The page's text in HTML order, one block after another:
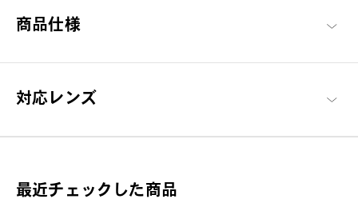
OWNDAYSを代表するシリーズ。
商品仕様
対応レンズ
最近チェックした商品